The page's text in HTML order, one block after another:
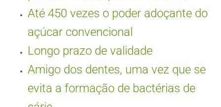
Até 450 vezes o poder adoçante do
açúcar convencional
Longo prazo de validade
Amigo dos dentes, uma vez que se
evita a formação de bactérias de